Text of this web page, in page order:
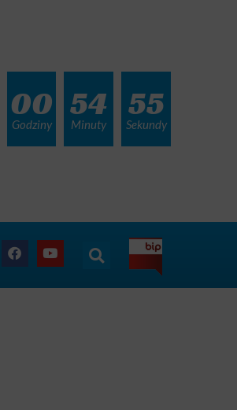
00
Godziny
54
Minuty
54
Sekundy